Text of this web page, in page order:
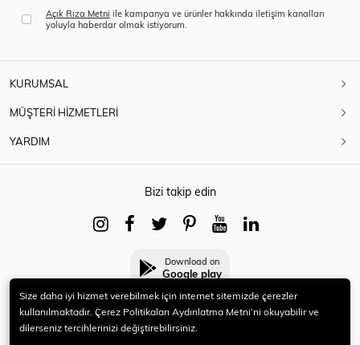
Açık Rıza Metni ile kampanya ve ürünler hakkında iletişim kanalları
yoluyla haberdar olmak istiyorum.
KURUMSAL
MÜŞTERİ HİZMETLERİ
YARDIM
Bizi takip edin
Download on
Google play
Size daha iyi hizmet verebilmek için internet sitemizde çerezler
kullanılmaktadır. Çerez Politikaları Aydınlatma Metni’ni okuyabilir ve
dilerseniz tercihlerinizi değiştirebilirsiniz.